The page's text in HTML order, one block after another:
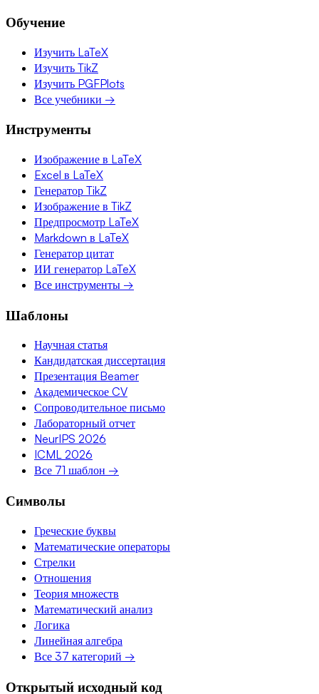
Обучение
Изучить LaTeX
Изучить TikZ
Изучить PGFPlots
Все учебники →
Инструменты
Изображение в LaTeX
Excel в LaTeX
Генератор TikZ
Изображение в TikZ
Предпросмотр LaTeX
Markdown в LaTeX
Генератор цитат
ИИ генератор LaTeX
Все инструменты →
Шаблоны
Научная статья
Кандидатская диссертация
Презентация Beamer
Академическое CV
Сопроводительное письмо
Лабораторный отчет
NeurIPS 2026
ICML 2026
Все 71 шаблон →
Символы
Греческие буквы
Математические операторы
Стрелки
Отношения
Теория множеств
Математический анализ
Логика
Линейная алгебра
Все 37 категорий →
Открытый исходный код